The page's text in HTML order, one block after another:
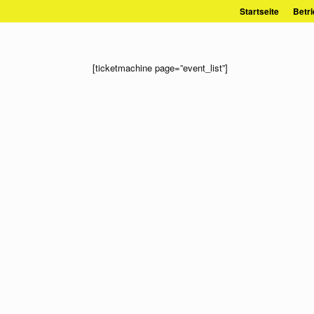
Inhalt
Startseite
[ticketmachine page=”event_list”]